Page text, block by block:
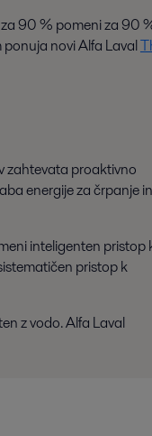
90 % pomeni za 90
ponuja novi Alfa Laval
zahtevata proaktivno
energije za črpanje in
inteligenten pristop
pristop k
z vodo. Alfa Laval